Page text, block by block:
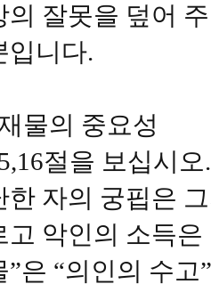
의 잘못을 덮어
입니다.
물의 중요성
절을 보십시
한 자의 궁핍은
고 악인의 소득
”은 “의인의 수